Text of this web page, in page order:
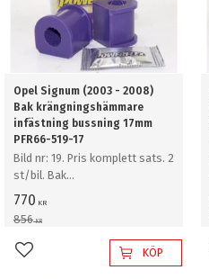
Opel Signum (2003 - 2008)
Bak krängningshämmare
infästning bussning 17mm
PFR66-519-17
Bild nr: 19. Pris komplett sats. 2
st/bil. Bak
krängningshämmare
infästning bussning 17mm
770 KR
856KR
Lägg till i favoriterKÖP